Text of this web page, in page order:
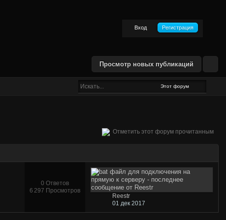
Вход Регистрация
Просмотр новых публикаций
Этот форум
Отметить этот форум прочитанным
0 Ответов
6 297 Просмотров
Reestr
01 дек 2017